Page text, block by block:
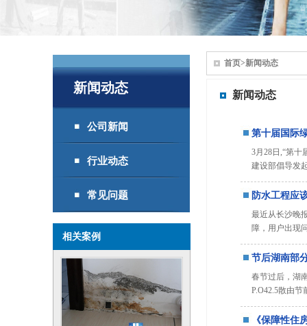
新闻动态
公司新闻
行业动态
常见问题
相关案例
首页>新闻动态
新闻动态
第十届国际
3月28日,“第
建设部倡导发
防水工程应
最近从长沙晚
障，用户出现
节后湖南部
春节过后，湖
P.O42.5散由节
《保障性住